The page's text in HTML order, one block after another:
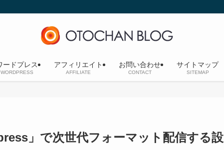
ードプレス
WORDPRESS
アフィリエイト
AFFILIATE
お問い合わせ
CONTACT
サイトマップ
SITEMAP
」で次世代フォーマット配信する設